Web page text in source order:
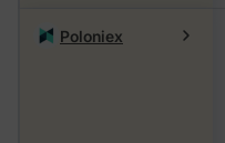
Poloniex